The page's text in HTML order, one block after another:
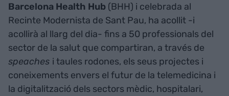
Barcelona Health Hub (BHH) i celebrada al
Recinte Modernista de Sant Pau, ha acollit -i
acollirà al llarg del dia- fins a 50 professionals del
sector de la salut que compartiran, a través de
speaches i taules rodones, els seus projectes i
coneixements envers el futur de la telemedicina i
la digitalització dels sectors mèdic, hospitalari,